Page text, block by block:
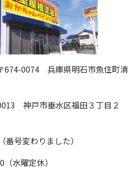
674-0074 兵庫県明石市魚住町清
神戸市垂水区福田３丁目２
号変わりました）
水曜定休）